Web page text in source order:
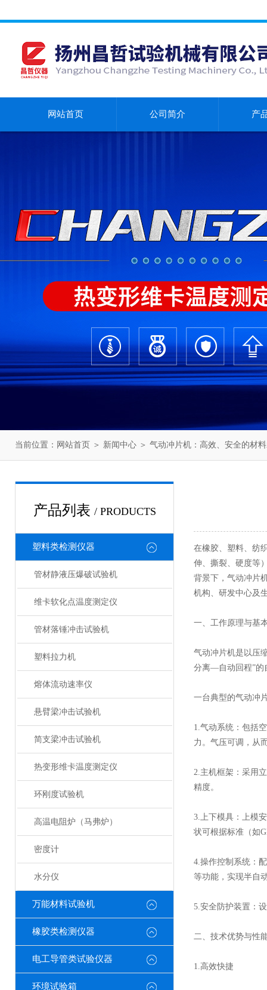
网站首页 公司简介 产
当前位置： 网站首页 ＞ 新闻中心 ＞ 气动冲片机：高效、安全的材
产品列表 / PRODUCTS
塑料类检测仪器
管材静液压爆破试验机
维卡软化点温度测定仪
管材落锤冲击试验机
塑料拉力机
熔体流动速率仪
悬臂梁冲击试验机
简支梁冲击试验机
热变形维卡温度测定仪
环刚度试验机
高温电阻炉（马弗炉）
密度计
水分仪
万能材料试验机
橡胶类检测仪器
电工导管类试验仪器
环境试验箱
在橡胶、塑料、纺
伸、撕裂、硬度等
背景下，气动冲片
机构、研发中心及
一、工作原理与基
气动冲片机是以压
分离—自动回程”的
一台典型的气动冲
1.气动系统：包括
力。气压可调，从
2.主机框架：采用
精度。
3.上下模具：上模
状可根据标准（如
4.操作控制系统：
等功能，实现半自
5.安全防护装置：
二、技术优势与性
1.高效快捷